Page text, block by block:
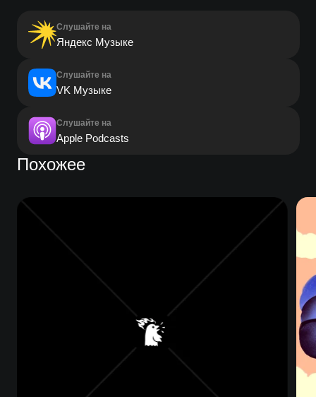
Слушайте на
Яндекс Музыке
Слушайте на
VK Музыке
Слушайте на
Apple Podcasts
Похожее